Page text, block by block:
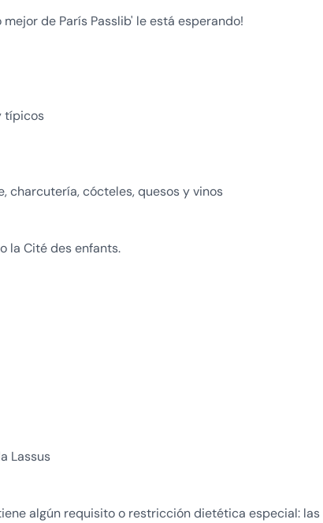
de París Passlib' le está esperando!
típicos
charcutería, cócteles, quesos y vinos
la Cité des enfants.
Lassus
algún requisito o restricción dietética especial: las